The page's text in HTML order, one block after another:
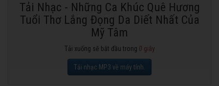
Tải Nhạc - Những Ca Khúc Quê Hương
Tuổi Thơ Lắng Đọng Da Diết Nhất Của
Mỹ Tâm
Tải xuống sẽ bắt đầu trong 0 giây
Tải nhạc MP3 về máy tính.